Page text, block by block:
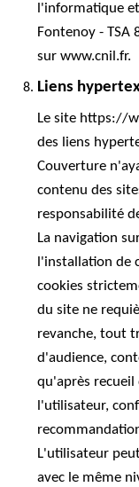
l'informatique
Fontenoy - TSA
sur www.cnil.fr.
Liens
Le site https://
des liens
Couverture
contenu des
responsabilité
La navigation
l'installation de
cookies
du site ne
revanche, tout
d'audience,
qu'après
l'utilisateur,
L'utilisateur
avec le même